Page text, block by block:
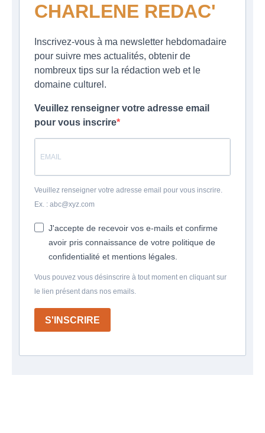
CHARLENE REDAC'
Inscrivez-vous à ma newsletter hebdomadaire
pour suivre mes actualités, obtenir de
nombreux tips sur la rédaction web et le
domaine culturel.
Veuillez renseigner votre adresse email
pour vous inscrire
Veuillez renseigner votre adresse email pour vous inscrire.
Ex. : abc@xyz.com
J'accepte de recevoir vos e-mails et confirme
avoir pris connaissance de votre politique de
confidentialité et mentions légales.
Vous pouvez vous désinscrire à tout moment en cliquant sur
le lien présent dans nos emails.
S'INSCRIRE